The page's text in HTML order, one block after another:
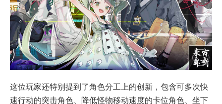
这位玩家还特别提到了角色分工上的创新，包含可多次快
速行动的突击角色、降低怪物移动速度的卡位角色、坐下